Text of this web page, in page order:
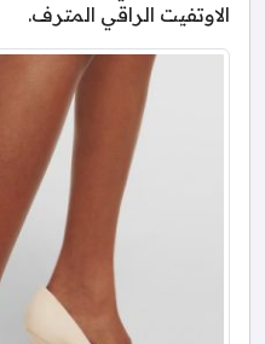
الاوتفيت الراقي المترف.